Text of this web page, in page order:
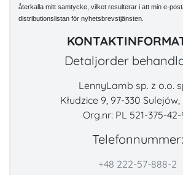
återkalla mitt samtycke, vilket resulterar i att min e-
distributionslistan för nyhetsbrevstjänsten.
Detaljorder
LennyLamb sp. z o.o.
Kłudzice 9, 97-330
Org.nr: PL 521-375-
Telefonnummer:
+48 222-57-888-2